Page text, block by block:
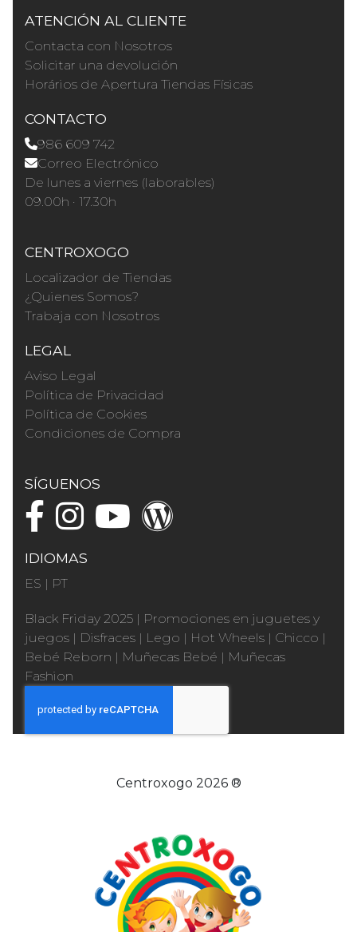
ATENCIÓN AL CLIENTE
Contacta con Nosotros
Solicitar una devolución
Horários de Apertura Tiendas Físicas
CONTACTO
986 609 742
Correo Electrónico
De lunes a viernes (laborables)
09.00h · 17.30h
CENTROXOGO
Localizador de Tiendas
¿Quienes Somos?
Trabaja con Nosotros
LEGAL
Aviso Legal
Política de Privacidad
Política de Cookies
Condiciones de Compra
SÍGUENOS
IDIOMAS
ES | PT
Black Friday 2025 | Promociones en juguetes y
juegos | Disfraces | Lego | Hot Wheels | Chicco |
Bebé Reborn | Muñecas Bebé | Muñecas
Fashion
Centroxogo 2026 ®